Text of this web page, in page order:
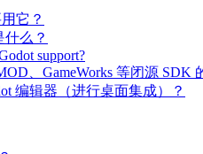
它？
什么？
support?
、GameWorks 等闭源 SDK
编辑器（进行桌面集成）？